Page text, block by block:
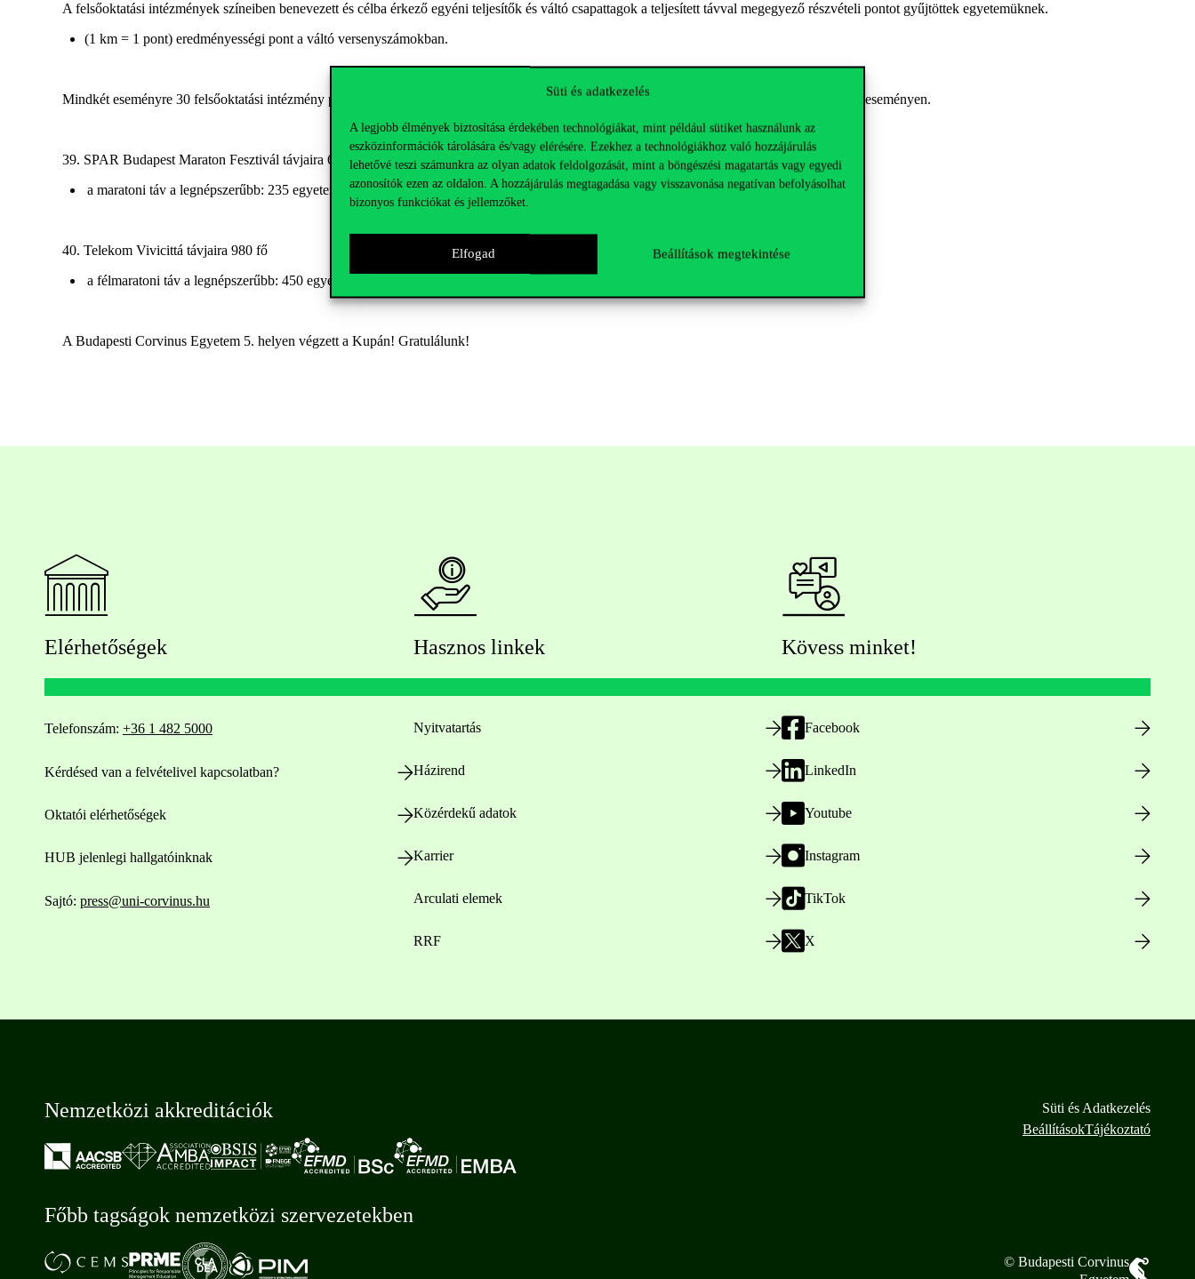
Süti és adatkezelés
A legjobb élmények biztosítása érdekében technológiákat, mint például sütiket használunk az
eszközinformációk tárolására és/vagy elérésére. Ezekhez a technológiákhoz való hozzájárulás
lehetővé teszi számunkra az olyan adatok feldolgozását, mint a böngészési magatartás vagy egyedi
azonosítók ezen az oldalon. A hozzájárulás megtagadása vagy visszavonása negatívan befolyásolhat
bizonyos funkciókat és jellemzőket.
Elfogad Beállítások megtekintése
A felsőoktatási intézmények színeiben benevezett és célba érkező egyéni teljesítők és váltó csapattagok a teljesített távval megegyező részvételi pontot gyűjtöttek egyetemüknek.
(1 km = 1 pont) eredményességi pont a váltó versenyszámokban.
Mindkét eseményre 30 felsőoktatási intézmény polgárai neveztek (összesen 1600 egyetemi polgár) – ők összesen 23 257 km-t teljesítettek a két eseményen.
39. SPAR Budapest Maraton Fesztivál távjaira 620 fő
a maratoni táv a legnépszerűbb: 235 egyetemi nevező
40. Telekom Vivicittá távjaira 980 fő
a félmaratoni táv a legnépszerűbb: 450 egyetemi nevező
A Budapesti Corvinus Egyetem 5. helyen végzett a Kupán! Gratulálunk!
Elérhetőségek
Telefonszám: +36 1 482 5000
Kérdésed van a felvételivel kapcsolatban?
Oktatói elérhetőségek
HUB jelenlegi hallgatóinknak
Sajtó: press@uni-corvinus.hu
Hasznos linkek
Nyitvatartás
Házirend
Közérdekű adatok
Karrier
Arculati elemek
RRF
Kövess minket!
Facebook
LinkedIn
Youtube
Instagram
TikTok
X
Nemzetközi akkreditációk
Főbb tagságok nemzetközi szervezetekben
Süti és Adatkezelés
BeállításokTájékoztató
© Budapesti Corvinus